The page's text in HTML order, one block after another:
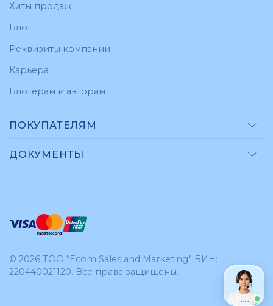
Хиты продаж
Блог
Реквизиты компании
Карьера
Блогерам и авторам
ПОКУПАТЕЛЯМ
ДОКУМЕНТЫ
© 2026 ТОО “Ecom Sales and Marketing” БИН:
220440021120. Все права защищены.